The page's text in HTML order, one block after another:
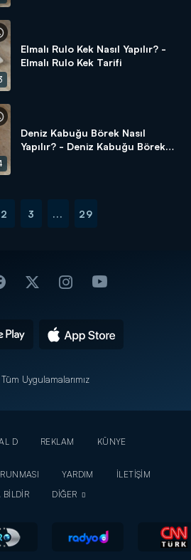
Elmalı Rulo Kek Nasıl Yapılır? -
Elmalı Rulo Kek Tarifi
Deniz Kabuğu Börek Nasıl
Yapılır? - Deniz Kabuğu Börek
2 3 ... 29
Tüm Uygulamalarımız
D REKLAM
KÜNYE
YARDIM
İLETİŞİM
BİLDİR
DİĞER